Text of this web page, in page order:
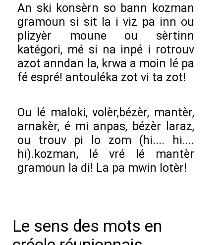
An ski konsèrn so bann kozman
gramoun si sit la i viz pa inn ou
plizyèr moune ou sèrtinn
katégori, mé si na inpé i rotrouv
azot anndan la, krwa a moin lé pa
fé espré! antouléka zot vi ta zot!
Ou lé maloki, volèr,bézèr, mantèr,
arnakèr, é mi anpas, bézèr laraz,
ou trouv pi lo zom (hi.... hi....
hi).kozman, lé vré lé mantèr
gramoun la di! La pa mwin lotèr!
Le sens des mots en